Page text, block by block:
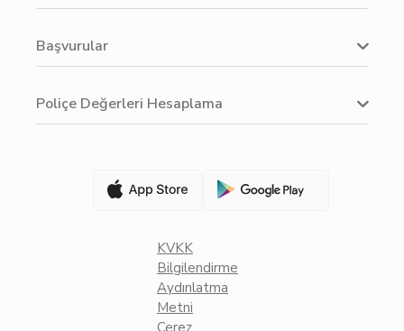
Başvurular
Poliçe Değerleri Hesaplama
KVKK
Bilgilendirme
Aydınlatma
Metni